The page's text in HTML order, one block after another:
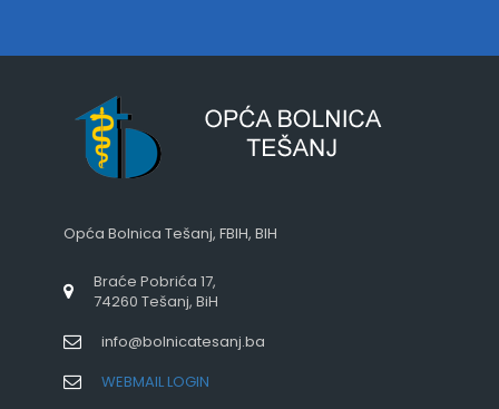
Opća Bolnica Tešanj, FBIH, BIH
Braće Pobrića 17,
74260 Tešanj, BiH
info@bolnicatesanj.ba
WEBMAIL LOGIN